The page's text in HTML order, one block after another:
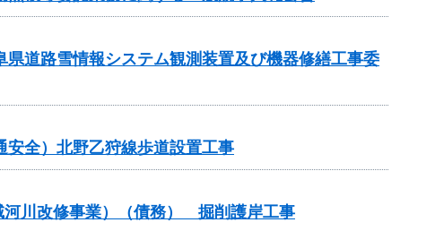
道路雪情報システム観測装置及び機器修繕工事委
全）北野乙狩線歩道設置工事
河川改修事業）（債務） 掘削護岸工事